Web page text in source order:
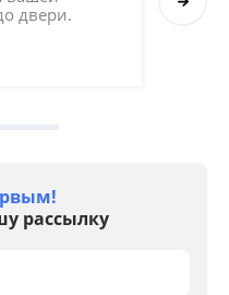
двери.
рассылку